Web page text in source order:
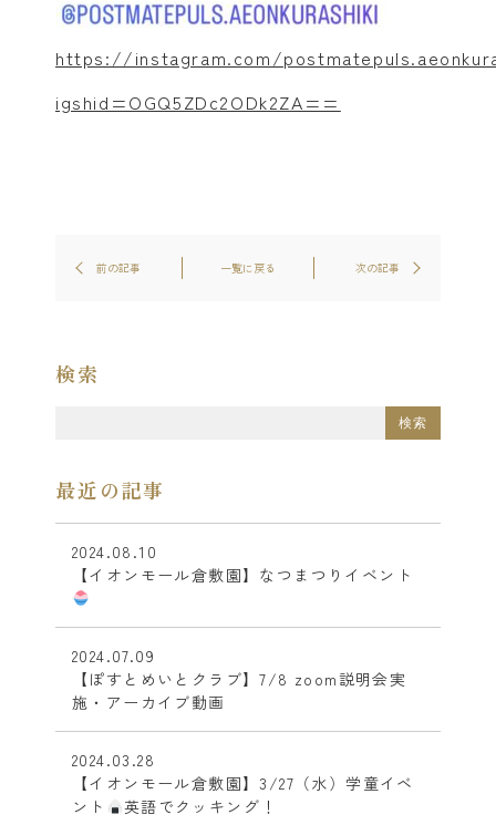
https://instagram.com/
igshid=OGQ5ZDc2ODk2ZA==
一覧に戻る
前の記事 次の記事
検索
最近の記事
2024.08.10
【イオンモール倉敷園】なつまつりイベント
2024.07.09
【ぽすとめいとクラブ】7/8 zoom説明会実
施・アーカイブ動画
2024.03.28
【イオンモール倉敷園】3/27（水）学童イベ
ント
英語でクッキング！